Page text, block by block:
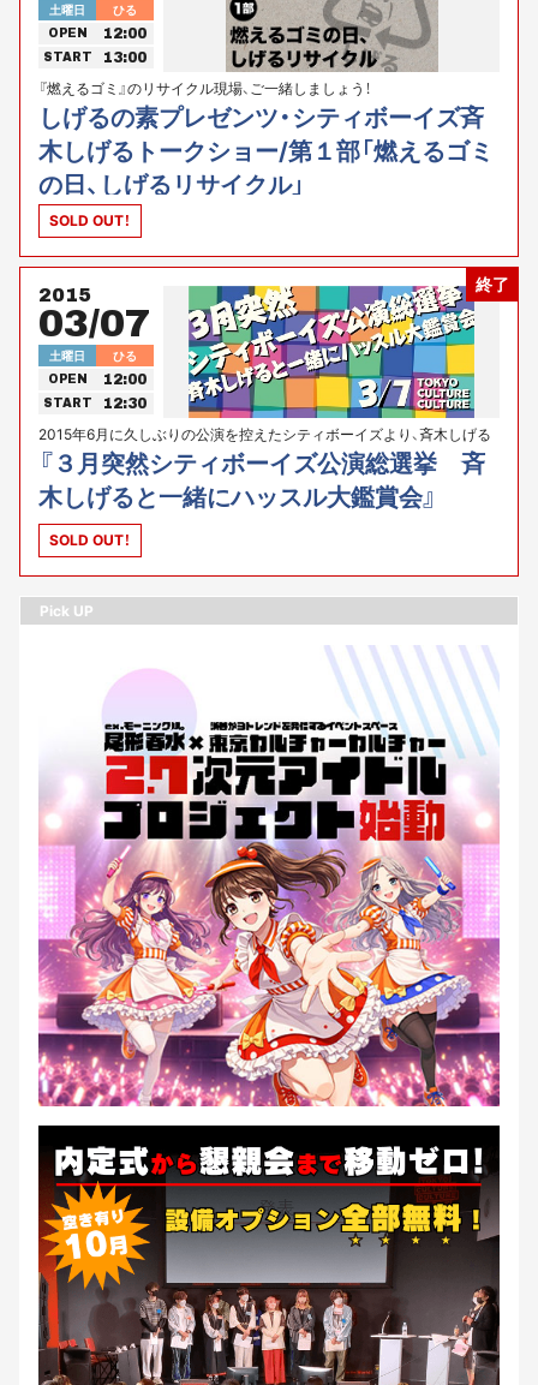
土曜日 ひる
OPEN 12:00
START 13:00
『燃えるゴミ』のリサイクル現場、ご一緒しましょう！
しげるの素プレゼンツ・シティボーイズ斉
木しげるトークショー/第１部「燃えるゴミ
の日、しげるリサイクル」
SOLD OUT！
終了
2015
03/07
土曜日 ひる
OPEN 12:00
START 12:30
2015年6月に久しぶりの公演を控えたシティボーイズより、斉木しげる
が登場。
『３月突然シティボーイズ公演総選挙 斉
木しげると一緒にハッスル大鑑賞会』
SOLD OUT！
Pick UP